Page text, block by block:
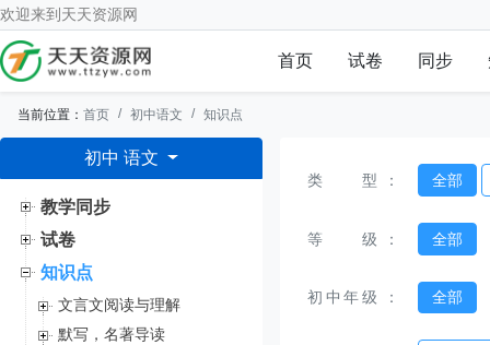
欢迎来到 天天资源网
首页 试卷 同步
当前位置： 首页 初中语文 知识点
初中 语文
教学同步
试卷
知识点
文言文阅读与理解
默写，名著导读
类型 ： 全部
等级 ： 全部
初中年级 ： 全部